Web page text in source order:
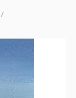
/